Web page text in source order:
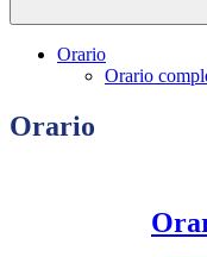
Orario
Orario
Orario